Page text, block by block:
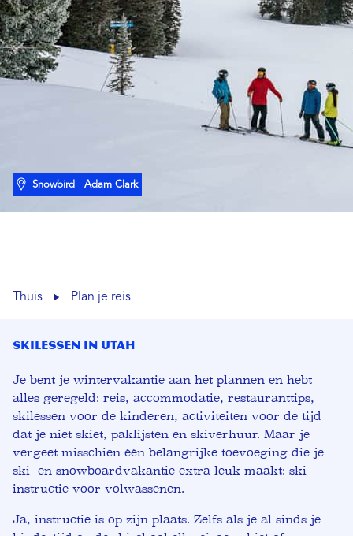
Snowbird Adam Clark
Thuis Plan je reis
Skilessen in Utah
Je bent je wintervakantie aan het plannen en hebt
alles geregeld: reis, accommodatie, restauranttips,
skilessen voor de kinderen, activiteiten voor de tijd
dat je niet skiet, paklijsten en skiverhuur. Maar je
vergeet misschien één belangrijke toevoeging die je
ski- en snowboardvakantie extra leuk maakt: ski-
instructie voor volwassenen.
Ja, instructie is op zijn plaats. Zelfs als je al sinds je